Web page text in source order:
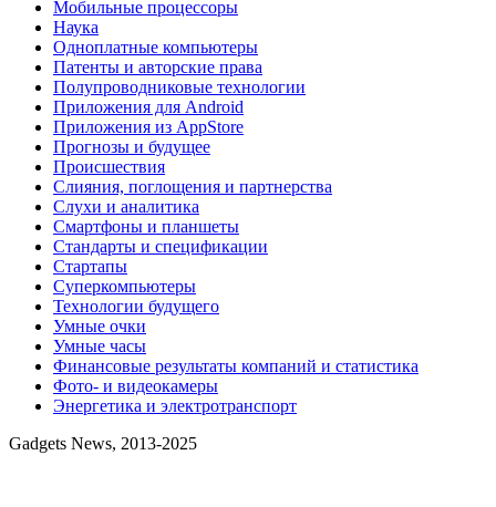
Мобильные процессоры
Наука
Одноплатные компьютеры
Патенты и авторские права
Полупроводниковые технологии
Приложения для Android
Приложения из AppStore
Прогнозы и будущее
Происшествия
Слияния, поглощения и партнерства
Слухи и аналитика
Смартфоны и планшеты
Стандарты и спецификации
Стартапы
Суперкомпьютеры
Технологии будущего
Умные очки
Умные часы
Финансовые результаты компаний и статистика
Фото- и видеокамеры
Энергетика и электротранспорт
Gadgets News, 2013-2025